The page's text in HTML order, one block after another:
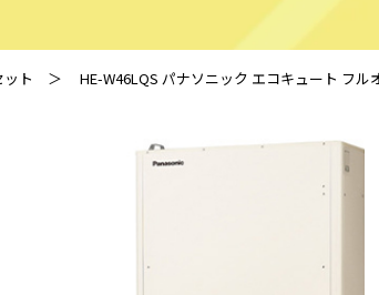
ト HE-W46LQS パナソニック エコキュート フル